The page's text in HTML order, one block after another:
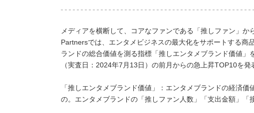
メディアを横断して、コアなファンである「推しファン」
Partnersでは、エンタメビジネスの最大化をサポートする
ランドの総合価値を測る指標「推しエンタメブランド価値
（実査日：2024年7月13日）の前月からの急上昇TOP10を発
「推しエンタメブランド価値」：エンタメブランドの経済
の。エンタメブランドの「推しファン人数」「支出金額」「